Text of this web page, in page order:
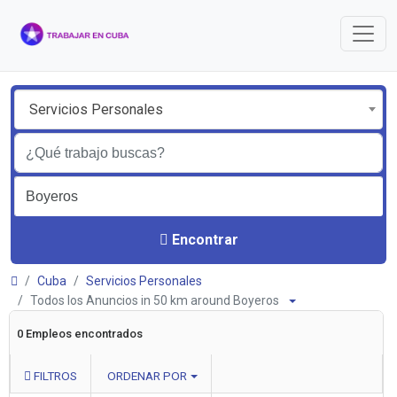
Servicios Personales
Encontrar
Cuba
Servicios Personales
Todos los Anuncios in 50 km around Boyeros
0 Empleos encontrados
FILTROS ORDENAR POR